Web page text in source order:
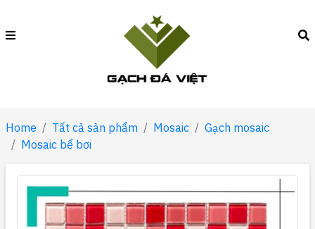
Home Tất cả sản phẩm Mosaic
Gạch mosaic
Mosaic bể bơi